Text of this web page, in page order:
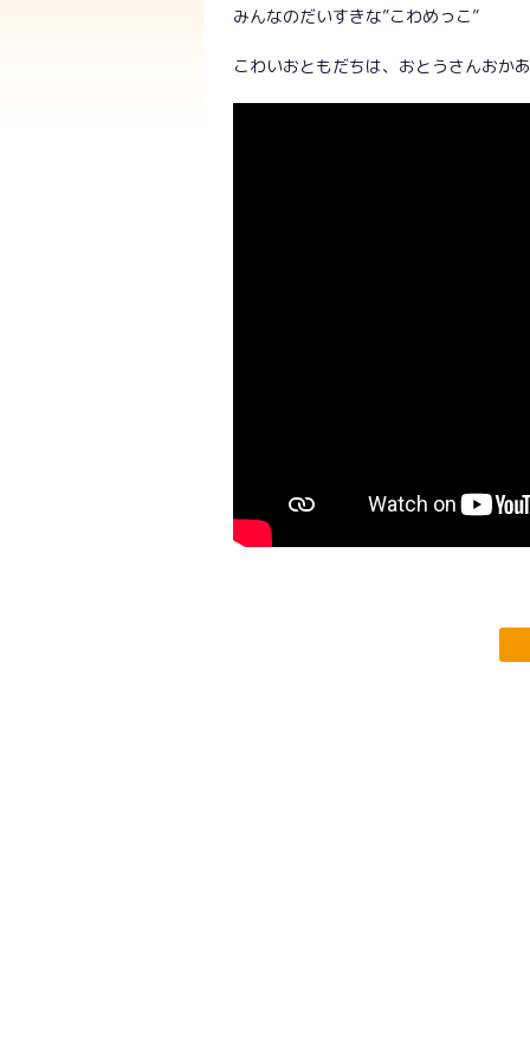
みんなのだいすきな”こわめっこ”
こわいおともだちは、おとうさんおか